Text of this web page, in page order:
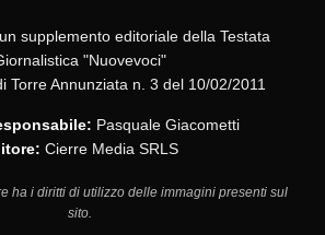
supplemento editoriale della Testata
"Nuovevoci"
Torre Annunziata n. 3 del 10/02/2011
Pasquale Giacometti
Cierre Media SRLS
ha i diritti di utilizzo delle immagini presenti sul
sito.